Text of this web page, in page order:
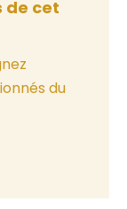
de cet
du